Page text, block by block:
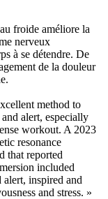
froide améliore la
nerveux
à se détendre. De
de la douleur
method to
alert, especially
workout. A 2023
resonance
that reported
included
alert, inspired and
and stress. »